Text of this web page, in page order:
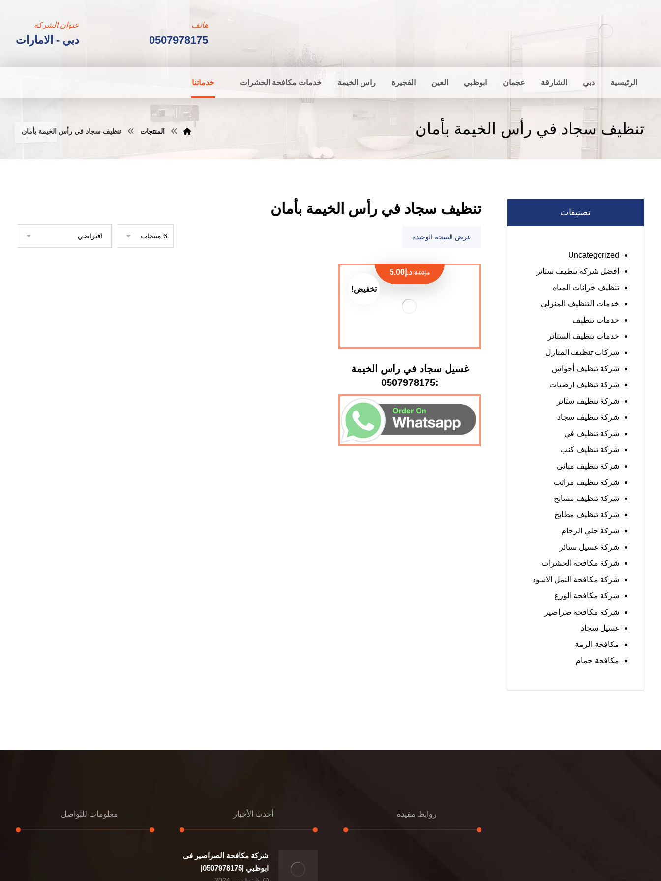
عنوان الشركة
دبي - الامارات
هاتف
0507978175
الرئيسية دبي الشارقة عجمان ابوظبي العين الفجيرة راس الخيمة خدمات مكافحة الحشرات خدماتنا
تنظيف سجاد في رأس الخيمة بأمان المنتجات تنظيف سجاد في رأس الخيمة بأمان
تنظيف سجاد في رأس الخيمة بأمان
عرض النتيجة الوحيدة
تخفيض!
غسيل سجاد في راس الخيمة
:0507978175
د.إ8.00 د.إ 5.00
تصنيفات
Uncategorized
افضل شركة تنظيف ستائر
تنظيف خزانات المياه
خدمات التنظيف المنزلي
خدمات تنظيف
خدمات تنظيف الستائر
شركات تنظيف المنازل
شركة تنظيف أحواش
شركة تنظيف ارضيات
شركة تنظيف ستائر
شركة تنظيف سجاد
شركة تنظيف في
شركة تنظيف كنب
شركة تنظيف مباني
شركة تنظيف مراتب
شركة تنظيف مسابح
شركة تنظيف مطابخ
شركة جلي الرخام
شركة غسيل ستائر
شركة مكافحة الحشرات
شركة مكافحة النمل الاسود
شركة مكافحة الوزغ
شركة مكافحة صراصير
غسيل سجاد
مكافحة الرمة
مكافحة حمام
روابط مفيدة أحدث الأخبار
شركة مكافحة الصراصير فى
ابوظبي |0507978175|
معلومات للتواصل